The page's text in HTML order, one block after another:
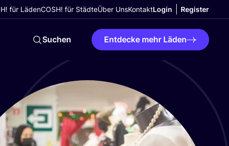
für LädenCOSH! für StädteÜber UnsKontaktLogin Register
Suchen Entdecke mehr Läden